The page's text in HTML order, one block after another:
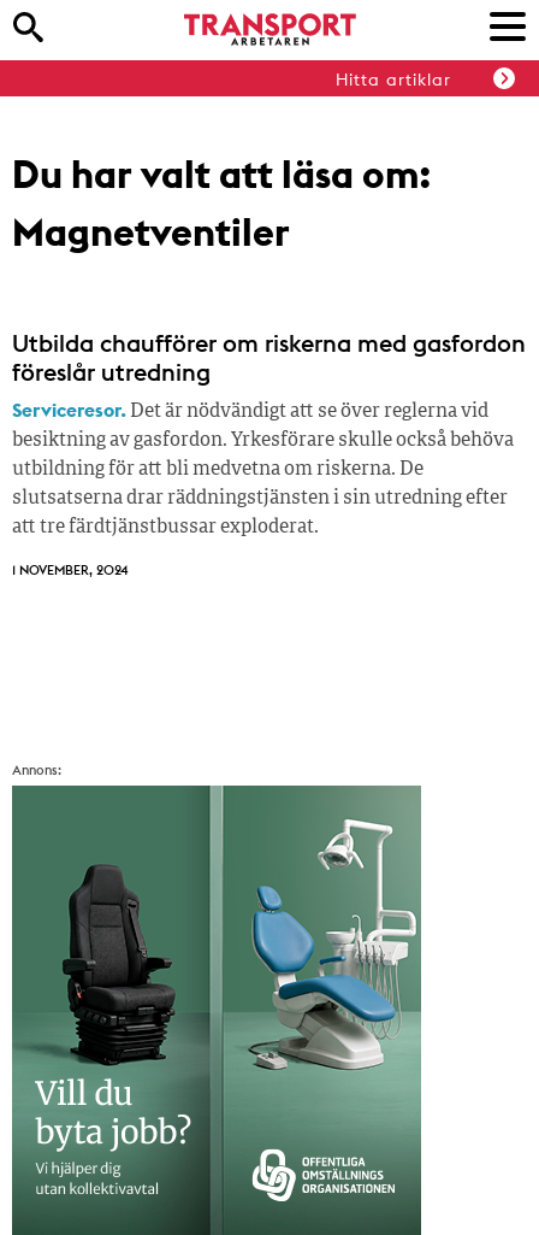
Hitta artiklar
Du har valt att läsa om:
Magnetventiler
Utbilda chaufförer om riskerna med gasfordon
föreslår utredning
Serviceresor. Det är nödvändigt att se över reglerna vid
besiktning av gasfordon. Yrkesförare skulle också behöva
utbildning för att bli medvetna om riskerna. De
slutsatserna drar räddningstjänsten i sin utredning efter
att tre färdtjänstbussar exploderat.
1 NOVEMBER, 2024
Annons: